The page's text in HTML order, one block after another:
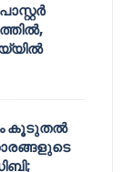
കൂടുതൽ